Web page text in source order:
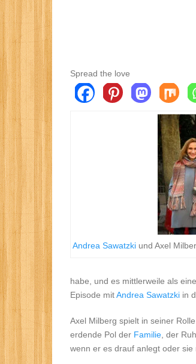
Spread the love
Andrea Sawatzki und Axel
habe, und es mittlerweile als
Episode mitAndrea Sawatzki in
Axel Milberg spielt in seiner
erdende Pol der Familie , der
wenn er es drauf anlegt oder sie